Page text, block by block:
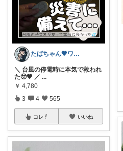
たばちゃん🖤ワンオペママ👶⌇朝コレ
＼ 台風の停電時に本気で救われ
た🥹🖤 ／ ...
￥ 4,780
3 4 565
コレ いいね